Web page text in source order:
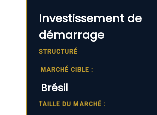
Investissement de
démarrage
STRUCTURÉ
MARCHÉ CIBLE :
Brésil
TAILLE DU MARCHÉ :